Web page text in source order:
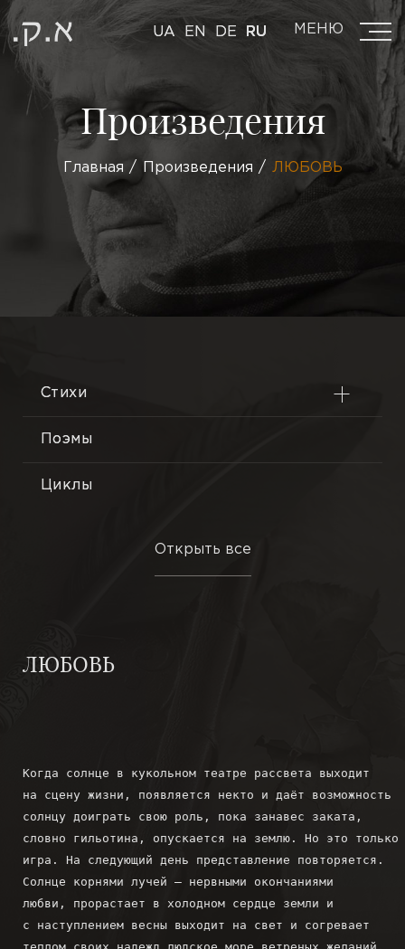
UA EN DE RU МЕНЮ
Произведения
Главная Произведения ЛЮБОВЬ
Стихи
Лирика
Философская поэзия
Новые стихи
В одну строфу
Поэмы
Циклы
Притчи
Пьесы
Переводы
Открыть все
ЛЮБОВЬ
Когда солнце в кукольном театре рассвета выходит
на сцену жизни, появляется некто и даёт возможность
солнцу доиграть свою роль, пока занавес заката,
словно гильотина, опускается на землю. Но это только
игра. На следующий день представление повторяется.
Солнце корнями лучей – нервными окончаниями
любви, прорастает в холодном сердце земли и
с наступлением весны выходит на свет и согревает